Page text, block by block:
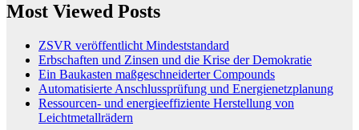
Most Viewed Posts
ZSVR veröffentlicht Mindeststandard
Erbschaften und Zinsen und die Krise der Demokratie
Ein Baukasten maßgeschneiderter Compounds
Automatisierte Anschlussprüfung und Energienetzplanung
Ressourcen- und energieeffiziente Herstellung von
Leichtmetallrädern